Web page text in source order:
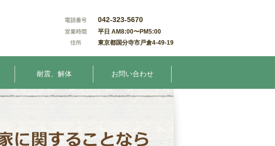
042-323-5670
平日 AM8:00〜PM5:00
東京都国分寺市戸倉4-49-19
耐震、解体 お問い合わせ